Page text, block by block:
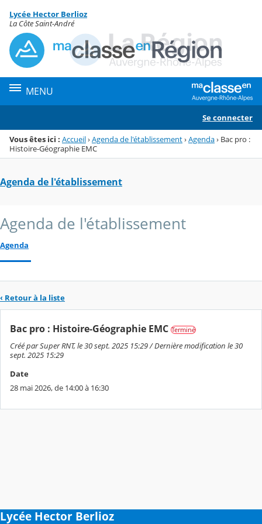
Menu de la rubrique
Contenu
Lycée Hector Berlioz
La Côte Saint-André
MENU
Se connecter
Vous êtes ici : Accueil›Agenda de l'établissement›Agenda› Bac pro :
Histoire-Géographie EMC
Agenda de l'établissement
Agenda de l'établissement
Agenda
‹ Retour à la liste
Bac pro : Histoire-Géographie EMC Terminé
Créé par Super RNT, le 30 sept. 2025 15:29 / Dernière modification le 30
sept. 2025 15:29
Date
28 mai 2026, de 14:00 à 16:30
Lycée Hector Berlioz